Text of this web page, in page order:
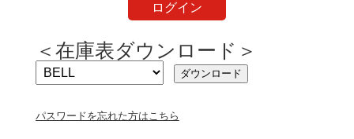
ログイン
＜在庫表ダウンロード＞
ダウンロード
パスワードを忘れた方はこちら